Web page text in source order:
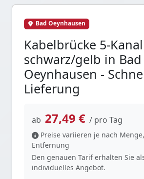
Bad Oeynhausen
Kabelbrücke 5-Kanal
schwarz/gelb in Bad
Oeynhausen -
Lieferung
ab 27,49 € / pro Tag
Preise variieren je nach
Entfernung
Den genauen Tarif erhalten Sie
individuelles Angebot.